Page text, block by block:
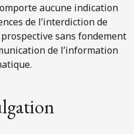
aucune indication
de l’interdiction de
sans fondement
de l’information